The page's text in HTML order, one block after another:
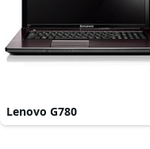
Lenovo G780